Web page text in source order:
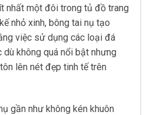
nhất một đôi trong tủ đồ trang
nhỏ xinh, bông tai nụ tạo
việc sử dụng các loại đá
không quá nổi bật nhưng
lên nét đẹp tinh tế trên
gần như không kén khuôn